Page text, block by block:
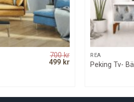
700kr
Original
499 krCurrent
REA
Peking Tv-